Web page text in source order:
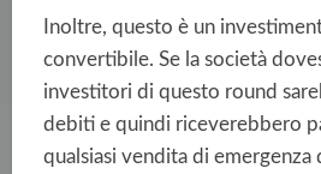
Inoltre, questo è un
convertibile. Se la società
investitori di questo round
debiti e quindi riceverebbero
qualsiasi vendita di emergenza